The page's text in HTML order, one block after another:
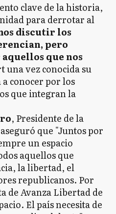
clave de la historia,
para derrotar al
discutir los
pero
que nos
una vez conocida su
conocer por los
que integran la
, Presidente de la
que "Juntos por
un espacio
aquellos que
la libertad, el
republicanos. Por
de Avanza Libertad de
El país necesita de